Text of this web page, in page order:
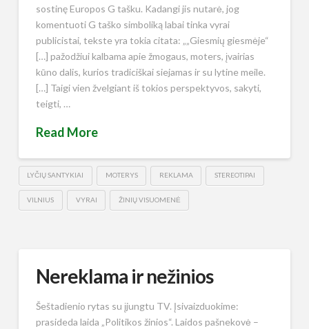
sostinę Europos G tašku. Kadangi jis nutarė, jog
komentuoti G taško simboliką labai tinka vyrai
publicistai, tekste yra tokia citata: „„Giesmių giesmėje“
[…] pažodžiui kalbama apie žmogaus, moters, įvairias
kūno dalis, kurios tradiciškai siejamas ir su lytine meile.
[…] Taigi vien žvelgiant iš tokios perspektyvos, sakyti,
teigti, …
Read More
LYČIŲ SANTYKIAI MOTERYS REKLAMA STEREOTIPAI
VILNIUS VYRAI ŽINIŲ VISUOMENĖ
Nereklama ir nežinios
Šeštadienio rytas su įjungtu TV. Įsivaizduokime:
prasideda laida „Politikos žinios“. Laidos pašnekovė –